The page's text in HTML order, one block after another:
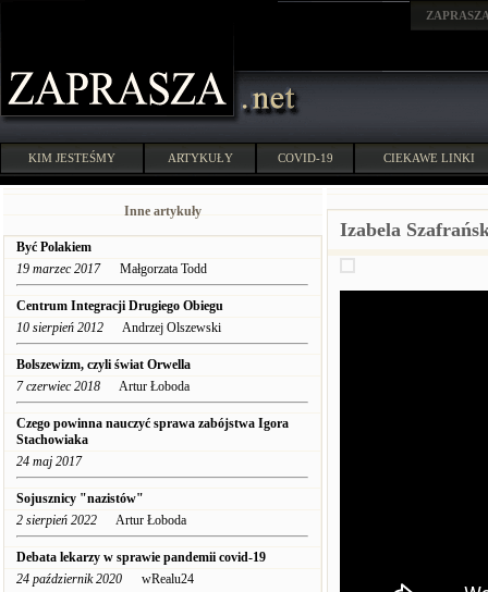
KIM JESTEŚMY ARTYKUŁY COVID-19 CIEKAWE LINKI
Inne artykuły
Być Polakiem
19 marzec 2017Małgorzata Todd
Centrum Integracji Drugiego Obiegu
10 sierpień 2012 Andrzej Olszewski
Bolszewizm, czyli świat Orwella
7 czerwiec 2018 Artur Łoboda
Czego powinna nauczyć sprawa zabójstwa Igora
Stachowiaka
24 maj 2017
Sojusznicy "nazistów"
2 sierpień 2022 Artur Łoboda
Debata lekarzy w sprawie pandemii covid-19
24 październik 2020 wRealu24
Izabela